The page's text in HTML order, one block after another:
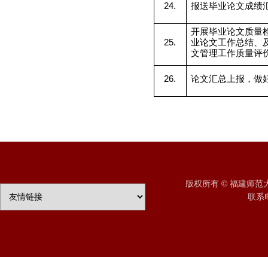
24. 报送毕业论文成绩
25.
开展毕业论文质量
业论文工作总结、
文管理工作质量评
26. 论文汇总上报，做
版权所有 © 福建师范
联系